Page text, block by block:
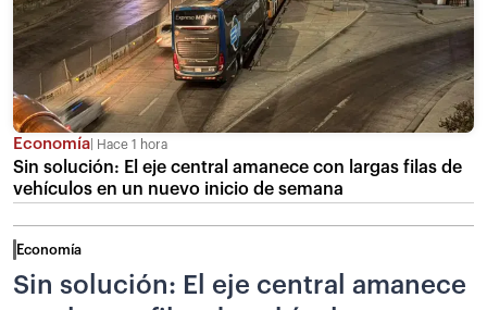
Economía Hace 1 hora
Sin solución: El eje central amanece con largas filas de
vehículos en un nuevo inicio de semana
Economía
Sin solución: El eje central amanece